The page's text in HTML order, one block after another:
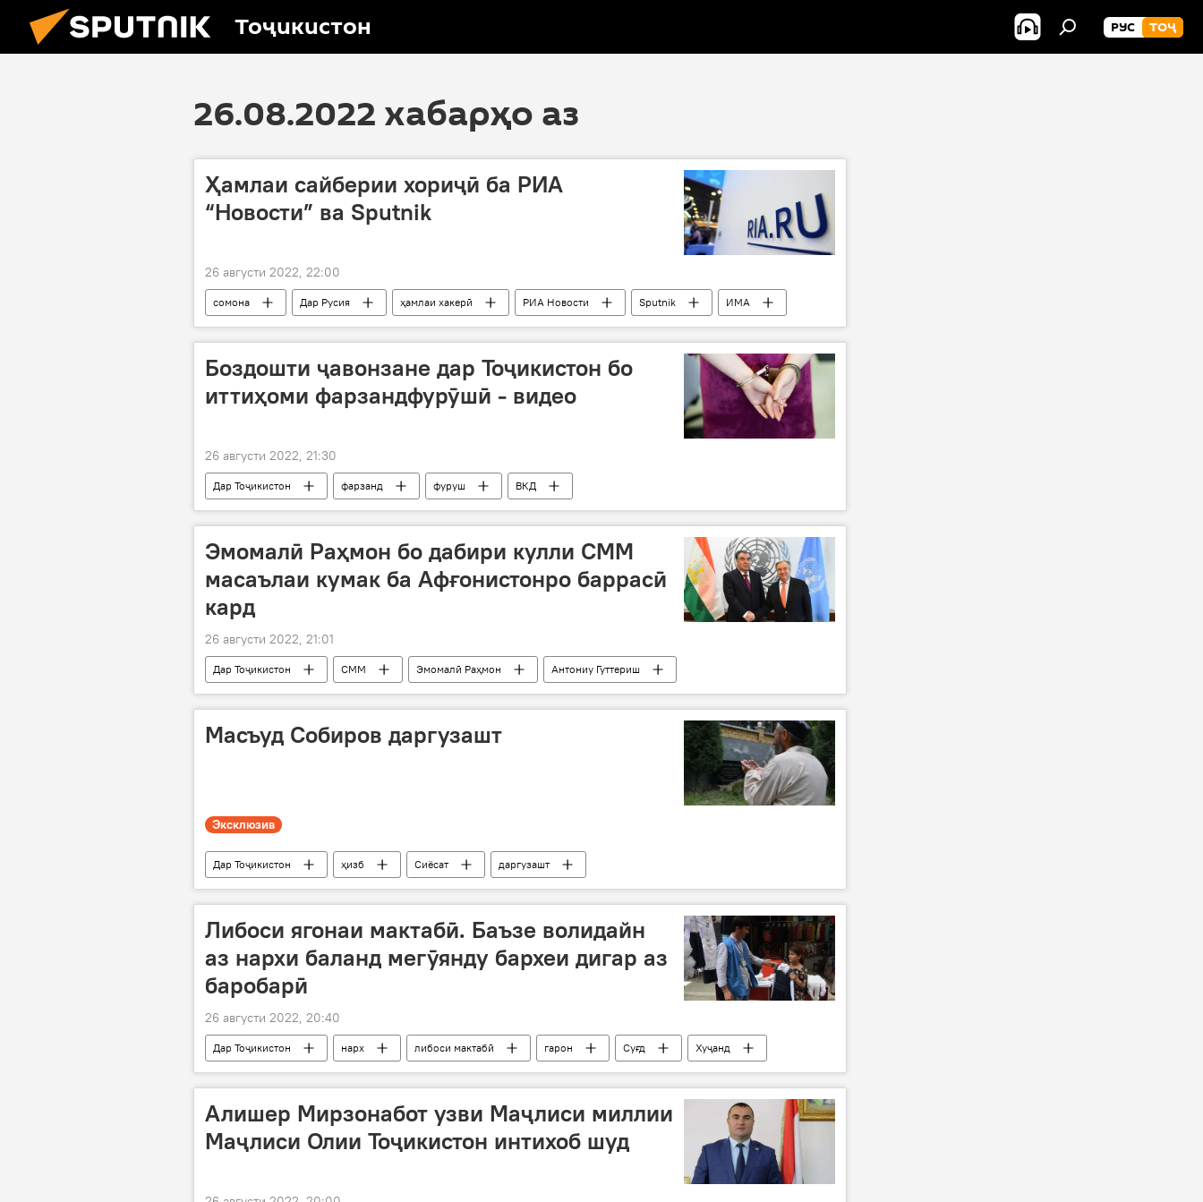
Тоҷикистон РУС ТОҶ
26.08.2022 хабарҳо аз
Ҳамлаи сайберии хориҷӣ ба РИА
“Новости” ва Sputnik
26 августи 2022, 22:00
сомона Дар Русия ҳамлаи хакерӣ РИА Новости Sputnik
ИМА
Бритониё
Украина
Боздошти ҷавонзане дар Тоҷикистон бо
иттиҳоми фарзандфурӯшӣ - видео
26 августи 2022, 21:30
Дар Тоҷикистон фарзанд фуруш
ВКД
Рӯйдод, ҷиноят ва ҳолатҳои фавқулода
Истаравшан боздошт ҷавонзан
Эмомалӣ Раҳмон бо дабири кулли СММ
масаълаи кумак ба Афғонистонро баррасӣ
кард
26 августи 2022, 21:01
Дар Тоҷикистон СММ Эмомалӣ Раҳмон
Антониу Гуттериш
суҳбати телефонӣ
Афғонистон ҳамкорӣ
Масъуд Собиров даргузашт
Эксклюзив
Дар Тоҷикистон ҳизб Сиёсат даргузашт
Либоси ягонаи мактабӣ. Баъзе волидайн
аз нархи баланд мегӯянду бархеи дигар аз
баробарӣ
26 августи 2022, 20:40
Дар Тоҷикистон нарх либоси мактабӣ гарон Суғд
Хуҷанд
мактаб
Алишер Мирзонабот узви Маҷлиси миллии
Маҷлиси Олии Тоҷикистон интихоб шуд